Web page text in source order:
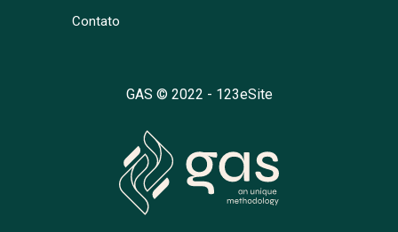
Contato
GAS © 2022 - 123eSite